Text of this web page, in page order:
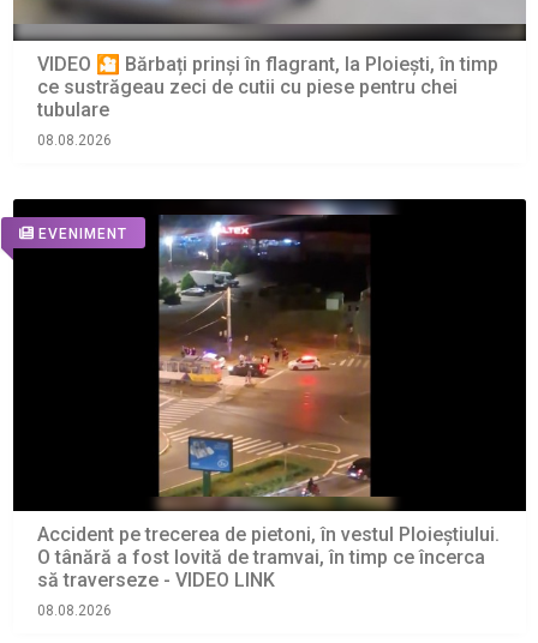
VIDEO 🎦 Bărbați prinși în flagrant, la Ploiești, în timp
ce sustrăgeau zeci de cutii cu piese pentru chei
tubulare
08.08.2026
EVENIMENT
Accident pe trecerea de pietoni, în vestul Ploieștiului.
O tânără a fost lovită de tramvai, în timp ce încerca
să traverseze - VIDEO LINK
08.08.2026